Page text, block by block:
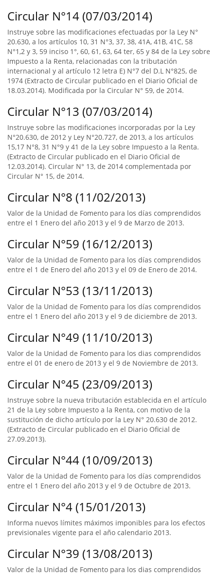
Circular N°14 (07/03/2014)
Instruye sobre las modificaciones efectuadas por la Ley N°
20.630, a los artículos 10, 31 N°3, 37, 38, 41A, 41B, 41C, 58
N°1,2 y 3, 59 inciso 1°, 60, 61, 63, 64 ter, 65 y 84 de la Ley sobre
Impuesto a la Renta, relacionadas con la tributación
internacional y al artículo 12 letra E) N°7 del D.L N°825, de
1974 (Extracto de Circular publicado en el Diario Oficial de
18.03.2014). Modificada por la Circular N° 59, de 2014.
Circular N°13 (07/03/2014)
Instruye sobre las modificaciones incorporadas por la Ley
N°20.630, de 2012 y Ley N°20.727, de 2013, a los artículos
15,17 N°8, 31 N°9 y 41 de la Ley sobre Impuesto a la Renta.
(Extracto de Circular publicado en el Diario Oficial de
12.03.2014). Circular N° 13, de 2014 complementada por
Circular N° 15, de 2014.
Circular N°8 (11/02/2013)
Valor de la Unidad de Fomento para los días comprendidos
entre el 1 Enero del año 2013 y el 9 de Marzo de 2013.
Circular N°59 (16/12/2013)
Valor de la Unidad de Fomento para los días comprendidos
entre el 1 de Enero del año 2013 y el 09 de Enero de 2014.
Circular N°53 (13/11/2013)
Valor de la Unidad de Fomento para los días comprendidos
entre el 1 Enero del año 2013 y el 9 de diciembre de 2013.
Circular N°49 (11/10/2013)
Valor de la Unidad de Fomento para los dias comprendidos
entre el 01 de enero de 2013 y el 9 de Noviembre de 2013.
Circular N°45 (23/09/2013)
Instruye sobre la nueva tributación establecida en el artículo
21 de la Ley sobre Impuesto a la Renta, con motivo de la
sustitución de dicho artículo por la Ley N° 20.630 de 2012.
(Extracto de Circular publicado en el Diario Oficial de
27.09.2013).
Circular N°44 (10/09/2013)
Valor de la Unidad de Fomento para los días comprendidos
entre el 1 Enero del año 2013 y el 9 de Octubre de 2013.
Circular N°4 (15/01/2013)
Informa nuevos límites máximos imponibles para los efectos
previsionales vigente para el año calendario 2013.
Circular N°39 (13/08/2013)
Valor de la Unidad de Fomento para los dias comprendidos